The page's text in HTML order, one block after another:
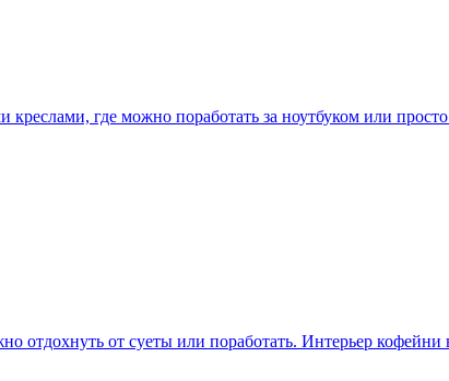
где можно поработать за ноутбуком или просто
от суеты или поработать. Интерьер кофейни